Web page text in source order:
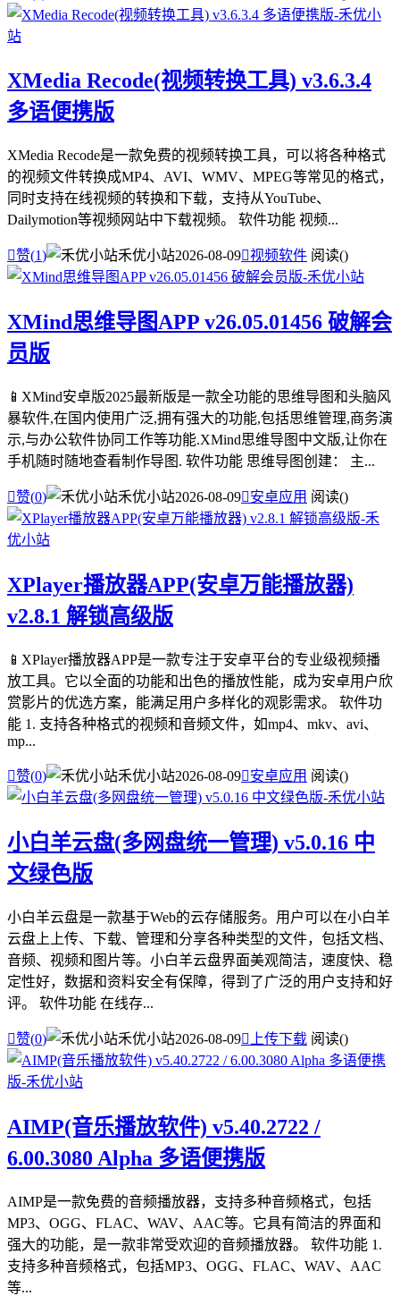
XMedia Recode(视频转换工具) v3.6.3.4
多语便携版
XMedia Recode是一款免费的视频转换工具，可以将各种格式
的视频文件转换成MP4、AVI、WMV、MPEG等常见的格式，
同时支持在线视频的转换和下载，支持从YouTube、
Dailymotion等视频网站中下载视频。 软件功能 视频...
赞(1) 禾优小站2026-08-09视频软件 阅读()
XMind思维导图APP v26.05.01456 破解会
员版
📱XMind安卓版2025最新版是一款全功能的思维导图和头脑风
暴软件,在国内使用广泛,拥有强大的功能,包括思维管理,商务演
示,与办公软件协同工作等功能.XMind思维导图中文版,让你在
手机随时随地查看制作导图. 软件功能 思维导图创建： 主...
赞(0) 禾优小站2026-08-09安卓应用 阅读()
XPlayer播放器APP(安卓万能播放器)
v2.8.1 解锁高级版
📱XPlayer播放器APP是一款专注于安卓平台的专业级视频播
放工具。它以全面的功能和出色的播放性能，成为安卓用户欣
赏影片的优选方案，能满足用户多样化的观影需求。 软件功
能 1. 支持各种格式的视频和音频文件，如mp4、mkv、avi、
mp...
赞(0) 禾优小站2026-08-09安卓应用 阅读()
小白羊云盘(多网盘统一管理) v5.0.16 中
文绿色版
小白羊云盘是一款基于Web的云存储服务。用户可以在小白羊
云盘上上传、下载、管理和分享各种类型的文件，包括文档、
音频、视频和图片等。小白羊云盘界面美观简洁，速度快、稳
定性好，数据和资料安全有保障，得到了广泛的用户支持和好
评。 软件功能 在线存...
赞(0) 禾优小站2026-08-09 上传下载 阅读()
AIMP(音乐播放软件) v5.40.2722 /
6.00.3080 Alpha 多语便携版
AIMP是一款免费的音频播放器，支持多种音频格式，包括
MP3、OGG、FLAC、WAV、AAC等。它具有简洁的界面和
强大的功能，是一款非常受欢迎的音频播放器。 软件功能 1.
支持多种音频格式，包括MP3、OGG、FLAC、WAV、AAC
等...